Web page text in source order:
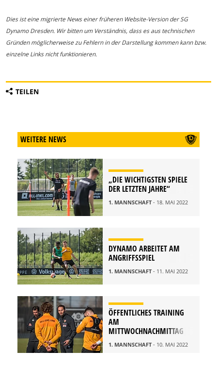
Dies ist eine migrierte News einer früheren Website-Version der SG
Dynamo Dresden. Wir bitten um Verständnis, dass es aus technischen
Gründen möglicherweise zu Fehlern in der Darstellung kommen kann bzw.
einzelne Links nicht funktionieren.
TEILEN
WEITERE NEWS
„DIE WICHTIGSTEN SPIELE
DER LETZTEN JAHRE“
1. MANNSCHAFT- 18. MAI 2022
DYNAMO ARBEITET AM
ANGRIFFSSPIEL
1. MANNSCHAFT- 11. MAI 2022
ÖFFENTLICHES TRAINING
AM
MITTWOCHNACHMITTAG
1. MANNSCHAFT- 10. MAI 2022